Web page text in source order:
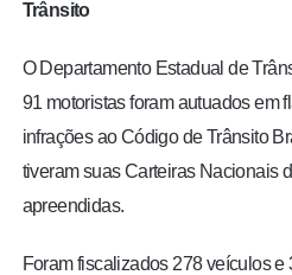
Trânsito
O Departamento Estadual de
91 motoristas foram autuados em
infrações ao Código de Trânsito
tiveram suas Carteiras Nacionais
apreendidas.
Foram fiscalizados 278 veículos e